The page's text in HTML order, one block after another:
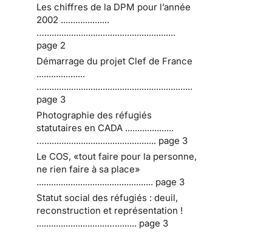
Les chiffres de la DPM pour l’année
2002 ....................
…......................................................
page 2
Démarrage du projet Clef de France
....................
….............................................................
page 3
Photographie des réfugiés
statutaires en CADA ....................
….............................................. page 3
Le COS, «tout faire pour la personne,
ne rien faire à sa place»
................................................ page 3
Statut social des réfugiés : deuil,
reconstruction et représentation !
.............................…......... page 3